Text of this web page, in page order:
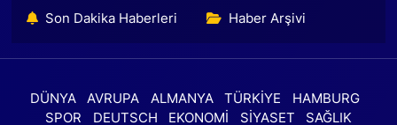
Son Dakika Haberleri Haber Arşivi
DÜNYA AVRUPA ALMANYA TÜRKİYE
HAMBURG
SPOR
DEUTSCH EKONOMİ SİYASET SAĞLIK